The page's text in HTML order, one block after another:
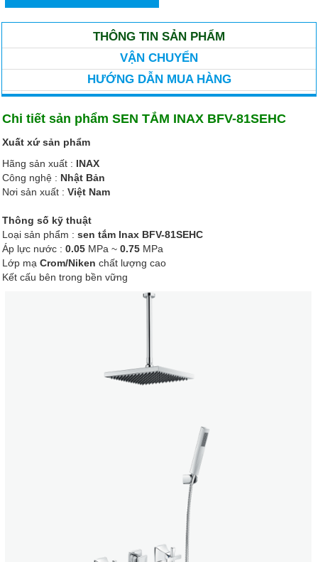
THÔNG TIN SẢN PHẨM
VẬN CHUYỂN
HƯỚNG DẪN MUA HÀNG
Chi tiết sản phẩm SEN TẮM INAX BFV-81SEHC
Xuất xứ sản phẩm
Hãng sản xuất : INAX
Công nghệ : Nhật Bản
Nơi sản xuất : Việt Nam
Thông số kỹ thuật
Loại sản phẩm : sen tắm Inax BFV-81SEHC
Áp lực nước : 0.05 MPa ~ 0.75 MPa
Lớp mạ Crom/Niken chất lượng cao
Kết cấu bên trong bền vững